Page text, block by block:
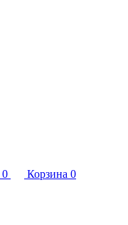
0 Корзина 0